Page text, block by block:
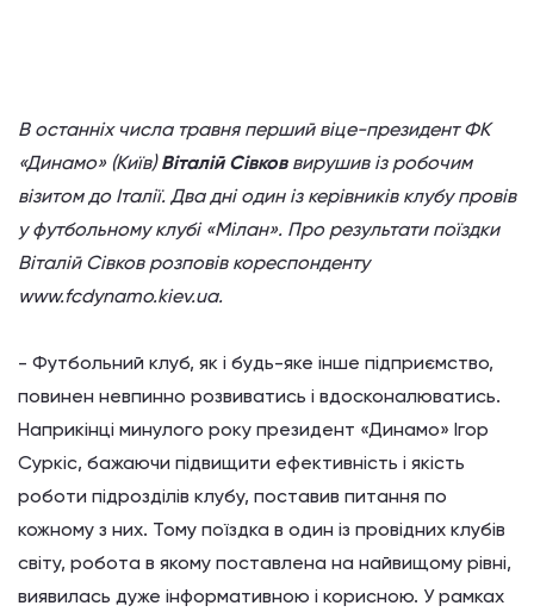
В останніх числа травня перший віце-президент ФК
«Динамо» (Київ)Віталій Сівковвирушив із робочим
візитом до Італії. Два дні один із керівників клубу провів
у футбольному клубі «Мілан». Про результати поїздки
Віталій Сівков розповів кореспонденту
www.fcdynamo.kiev.ua.
- Футбольний клуб, як і будь-яке інше підприємство,
повинен невпинно розвиватись і вдосконалюватись.
Наприкінці минулого року президент «Динамо» Ігор
Суркіс, бажаючи підвищити ефективність і якість
роботи підрозділів клубу, поставив питання по
кожному з них. Тому поїздка в один із провідних клубів
світу, робота в якому поставлена на найвищому рівні,
виявилась дуже інформативною і корисною. У рамках